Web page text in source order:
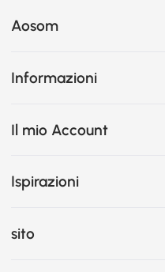
Aosom
Informazioni
Il mio Account
Ispirazioni
sito